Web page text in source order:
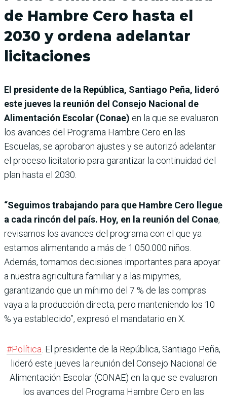
de Hambre Cero hasta el
2030 y ordena adelantar
licitaciones
El presidente de la República, Santiago Peña, lideró
este jueves la reunión del Consejo Nacional de
Alimentación Escolar (Conae) en la que se evaluaron
los avances del Programa Hambre Cero en las
Escuelas, se aprobaron ajustes y se autorizó adelantar
el proceso licitatorio para garantizar la continuidad del
plan hasta el 2030.
“Seguimos trabajando para que Hambre Cero llegue
a cada rincón del país. Hoy, en la reunión del Conae,
revisamos los avances del programa con el que ya
estamos alimentando a más de 1.050.000 niños.
Además, tomamos decisiones importantes para apoyar
a nuestra agricultura familiar y a las mipymes,
garantizando que un mínimo del 7 % de las compras
vaya a la producción directa, pero manteniendo los 10
% ya establecido”, expresó el mandatario en X.
#Política . El presidente de la República, Santiago Peña,
lideró este jueves la reunión del Consejo Nacional de
Alimentación Escolar (CONAE) en la que se evaluaron
los avances del Programa Hambre Cero en las